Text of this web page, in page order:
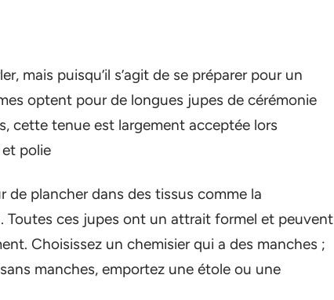
mais puisqu’il s’agit de se préparer pour un
optent pour de longues jupes de cérémonie
cette tenue est largement acceptée lors
et polie
de plancher dans des tissus comme la
Toutes ces jupes ont un attrait formel et peuvent
Choisissez un chemisier qui a des manches ;
manches, emportez une étole ou une